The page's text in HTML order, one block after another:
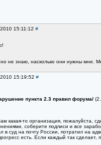
15:11:12 #
не знаю, насколько они нужны мне.
15:19:52 #
пункта 2.3 правил форума/
какая-то организация, пожалуйста,
соберите подписи и все
в суд на почту России, потратил на
есть. Если каждый так сделает,